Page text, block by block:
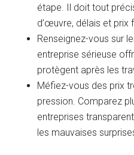
étape. Il doit tout
d’œuvre, délais et prix
Renseignez-vous sur
entreprise sérieuse
protègent après les
Méfiez-vous des prix
pression. Comparez
entreprises
les mauvaises